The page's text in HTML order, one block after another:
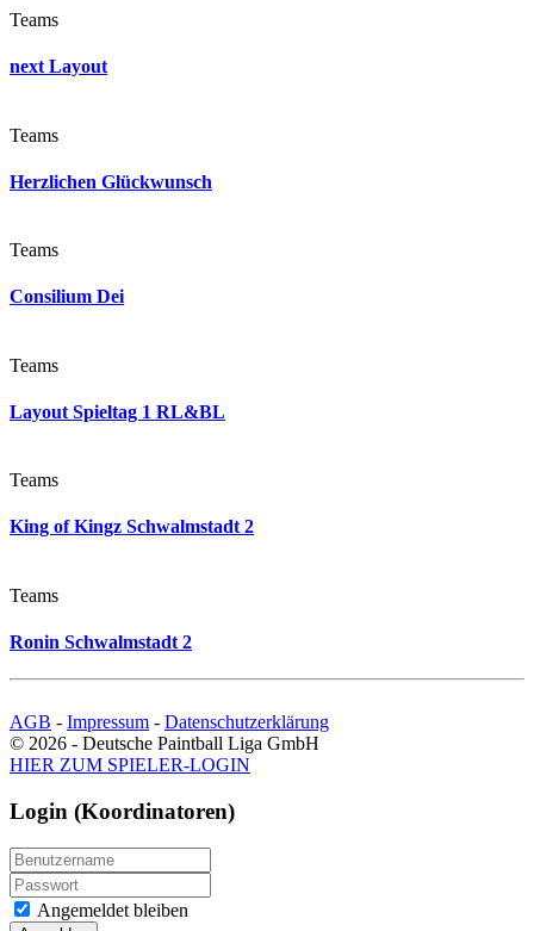
Teams
next Layout
Teams
Herzlichen Glückwunsch
Teams
Consilium Dei
Teams
Layout Spieltag 1 RL&BL
Teams
King of Kingz Schwalmstadt 2
Teams
Ronin Schwalmstadt 2
AGB - Impressum - Datenschutzerklärung
© 2026 - Deutsche Paintball Liga GmbH
HIER ZUM SPIELER-LOGIN
Login (Koordinatoren)
Angemeldet bleiben